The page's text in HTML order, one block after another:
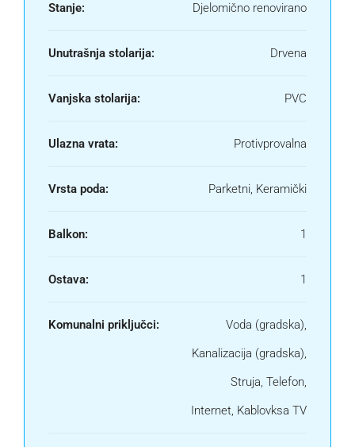
Stanje: Djelomično renovirano
Unutrašnja stolarija: Drvena
Vanjska stolarija: PVC
Ulazna vrata: Protivprovalna
Vrsta poda: Parketni, Keramički
Balkon: 1
Ostava: 1
Komunalni priključci:
Voda (gradska),
Kanalizacija (gradska),
Struja, Telefon,
Internet, Kablovksa TV